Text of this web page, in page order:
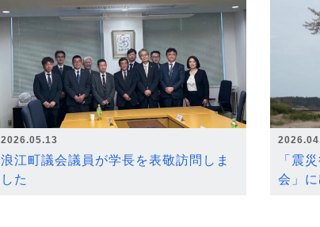
2026.05.13
浪江町議会議員が学長を表敬訪問しま
した
「震
会」